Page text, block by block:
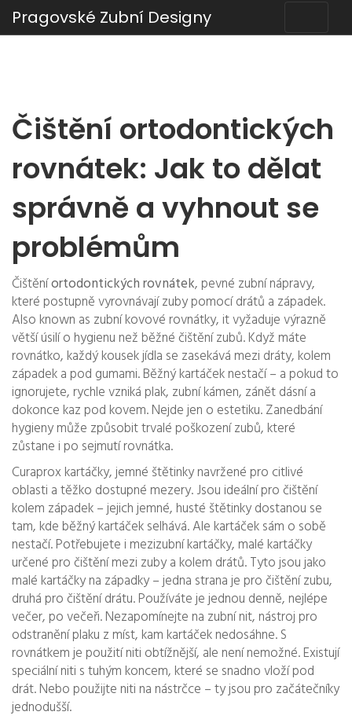
Pragovské Zubní Designy
Čištění ortodontických
rovnátek: Jak to dělat
správně a vyhnout se
problémům
Čištěníortodontických rovnátek, pevné zubní nápravy,
které postupně vyrovnávají zuby pomocí drátů a západek.
Also known as zubní kovové rovnátky, itvyžaduje výrazně
větší úsilí o hygienu než běžné čištění zubů.Když máte
rovnátko, každý kousek jídla se zasekává mezi dráty, kolem
západek a pod gumami. Běžný kartáček nestačí – a pokud to
ignorujete, rychle vzniká plak, zubní kámen, zánět dásní a
dokonce kaz pod kovem. Nejde jen o estetiku. Zanedbání
hygieny může způsobit trvalé poškození zubů, které
zůstane i po sejmutí rovnátka.
Curaprox kartáčky,jemné štětinky navržené pro citlivé
oblasti a těžko dostupné mezery.Jsou ideální pro čištění
kolem západek – jejich jemné, husté štětinky dostanou se
tam, kde běžný kartáček selhává. Ale kartáček sám o sobě
nestačí. Potřebujete i mezizubní kartáčky, malé kartáčky
určené pro čištění mezi zuby a kolem drátů.Tyto jsou jako
malé kartáčky na západky – jedna strana je pro čištění zubu,
druhá pro čištění drátu. Používáte je jednou denně, nejlépe
večer, po večeři. Nezapomínejte na zubní nit, nástroj pro
odstranění plaku z míst, kam kartáček nedosáhne.S
rovnátkem je použití niti obtížnější, ale není nemožné. Existují
speciální niti s tuhým koncem, které se snadno vloží pod
drát. Nebo použijte niti na nástrčce – ty jsou pro začátečníky
jednodušší.